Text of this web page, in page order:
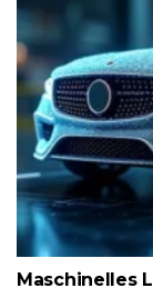
Maschinelles